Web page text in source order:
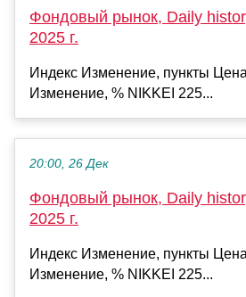
Фондовый рынок, Daily
2025 г.
Индекс Изменение, пункты
Изменение, % NIKKEI 225...
20:00, 26 Дек
Фондовый рынок, Daily
2025 г.
Индекс Изменение, пункты
Изменение, % NIKKEI 225...